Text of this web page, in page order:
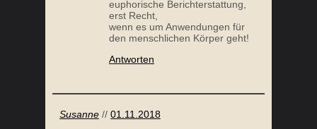
euphorische Berichterstattung,
erst Recht,
wenn es um Anwendungen für
den menschlichen Körper geht!
Antworten
Susanne // 01.11.2018